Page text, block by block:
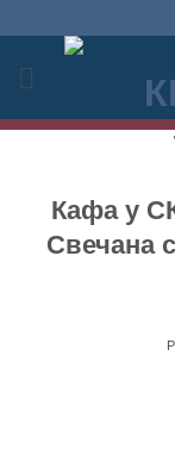
садржај
Кафа у
Свечана